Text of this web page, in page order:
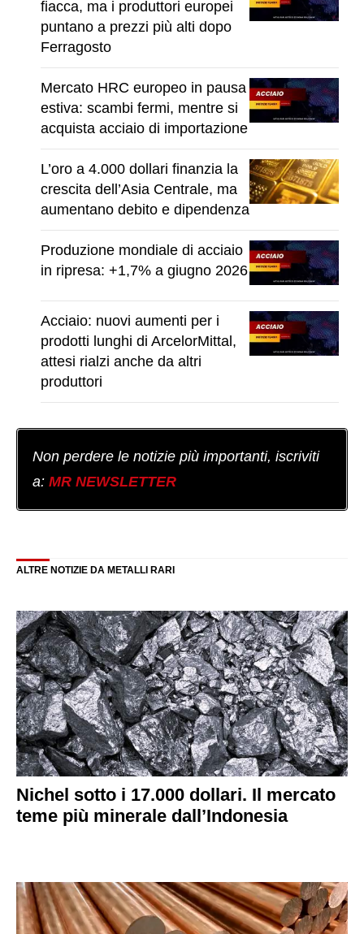
fiacca, ma i produttori europei
puntano a prezzi più alti dopo
Ferragosto
Mercato HRC europeo in pausa
estiva: scambi fermi, mentre si
acquista acciaio di importazione
L’oro a 4.000 dollari finanzia la
crescita dell’Asia Centrale, ma
aumentano debito e dipendenza
Produzione mondiale di acciaio
in ripresa: +1,7% a giugno 2026
Acciaio: nuovi aumenti per i
prodotti lunghi di ArcelorMittal,
attesi rialzi anche da altri
produttori
Non perdere le notizie più importanti, iscriviti
a: MR NEWSLETTER
ALTRE NOTIZIE DA METALLI RARI
Nichel sotto i 17.000 dollari. Il mercato
teme più minerale dall’Indonesia